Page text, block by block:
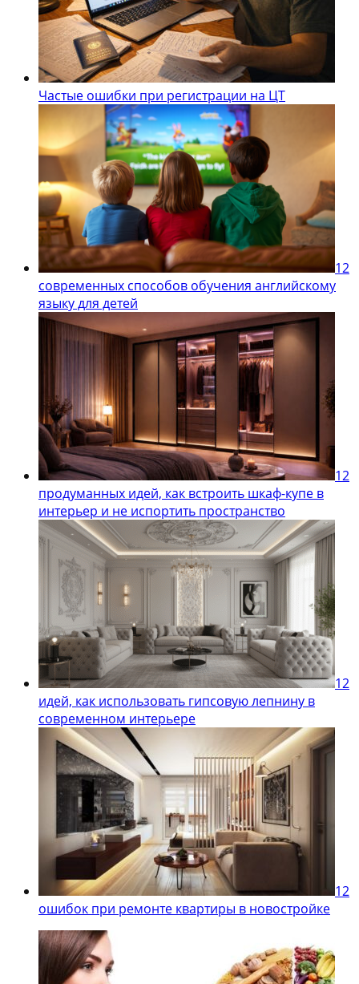
Частые ошибки при регистрации на ЦТ
12
современных способов обучения английскому
языку для детей
12
продуманных идей, как встроить шкаф-купе в
интерьер и не испортить пространство
12
идей, как использовать гипсовую лепнину в
современном интерьере
12
ошибок при ремонте квартиры в новостройке